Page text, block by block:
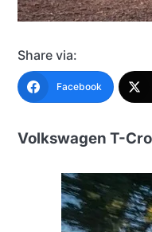
Share via:
Facebook
Volkswagen T-